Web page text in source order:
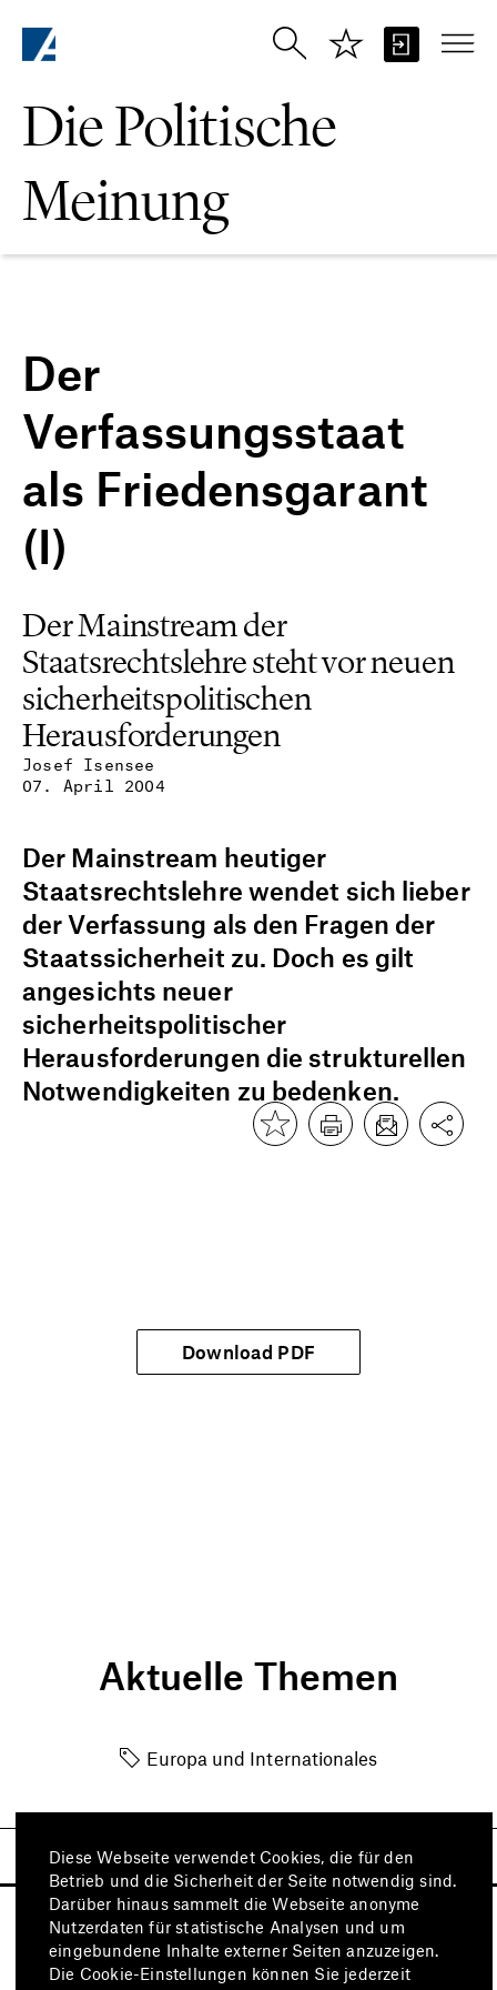
Die Politische
Meinung
Der
Verfassungsstaat
als Friedensgarant
(I)
Josef Isensee
07. April 2004
Der Mainstream der
Staatsrechtslehre steht vor neuen
sicherheitspolitischen
Herausforderungen
Der Mainstream heutiger
Staatsrechtslehre wendet sich lieber
der Verfassung als den Fragen der
Staatssicherheit zu. Doch es gilt
angesichts neuer
sicherheitspolitischer
Herausforderungen die strukturellen
Notwendigkeiten zu bedenken.
Download PDF
Aktuelle Themen
Europa und Internationales
Diese Webseite verwendet Cookies, die für den
Betrieb und die Sicherheit der Seite notwendig sind.
Darüber hinaus sammelt die Webseite anonyme
Nutzerdaten für statistische Analysen und um
eingebundene Inhalte externer Seiten anzuzeigen.
Die Cookie-Einstellungen können Sie jederzeit